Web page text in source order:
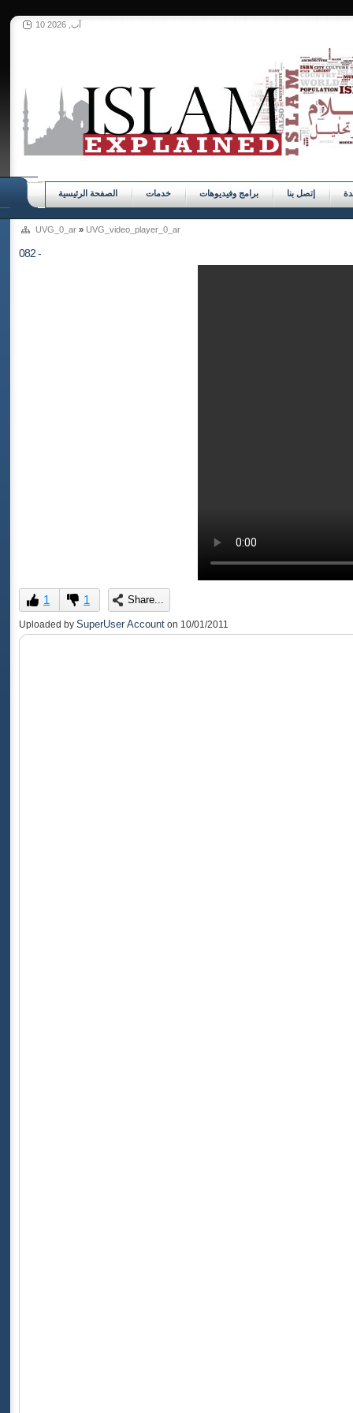
10 آب, 2026
الصفحة الرئيسية خدمات برامج وفيديوهات إتصل بنا
UVG_0_ar » UVG_video_player_0_ar
082 -
1 1 Share...
Uploaded by SuperUser Account on 10/01/2011